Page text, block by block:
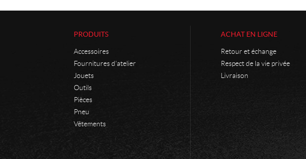
PRODUITS
Accessoires
Fournitures d'atelier
Jouets
Outils
Pièces
Pneu
Vêtements
ACHAT EN LIGNE
Retour et échange
Respect de la vie privée
Livraison